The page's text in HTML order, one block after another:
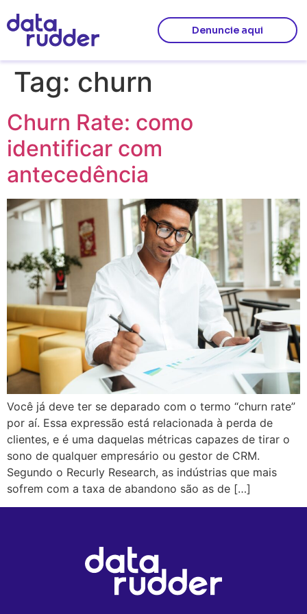
Denuncie aqui
Tag: churn
Churn Rate: como
identificar com
antecedência
Você já deve ter se deparado com o termo “churn rate”
por aí. Essa expressão está relacionada à perda de
clientes, e é uma daquelas métricas capazes de tirar o
sono de qualquer empresário ou gestor de CRM.
Segundo o Recurly Research, as indústrias que mais
sofrem com a taxa de abandono são as de […]